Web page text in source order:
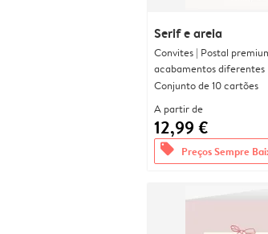
Serif e areia
Convites | Postal
acabamentos diferentes
Conjunto de 10 cartões
A partir de
12,99 €
offers Preços Sempre